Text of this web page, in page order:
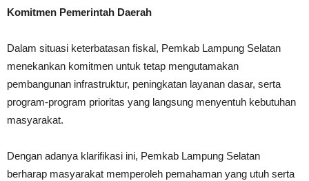
Komitmen Pemerintah Daerah
Dalam situasi keterbatasan fiskal, Pemkab Lampung Selatan
menekankan komitmen untuk tetap mengutamakan
pembangunan infrastruktur, peningkatan layanan dasar, serta
program-program prioritas yang langsung menyentuh kebutuhan
masyarakat.
Dengan adanya klarifikasi ini, Pemkab Lampung Selatan
berharap masyarakat memperoleh pemahaman yang utuh serta